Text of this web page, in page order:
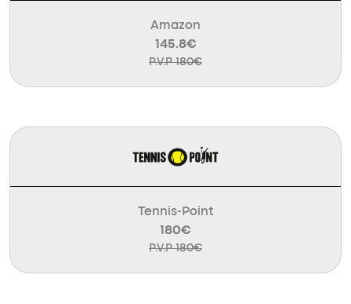
Amazon
145.8€
P.V.P 180€
Tennis-Point
180€
P.V.P 180€